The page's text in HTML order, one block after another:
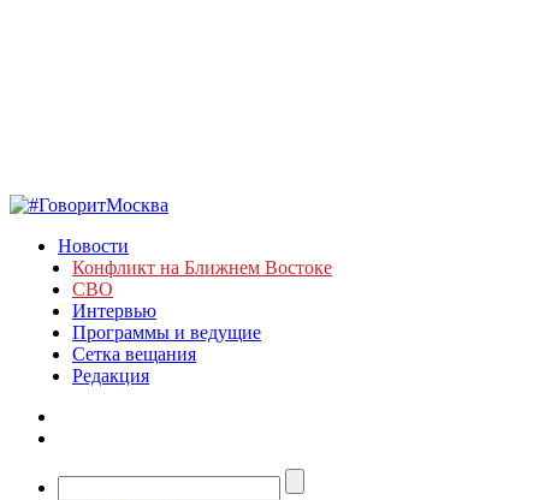
Новости
Конфликт на Ближнем Востоке
СВО
Интервью
Программы и ведущие
Сетка вещания
Редакция